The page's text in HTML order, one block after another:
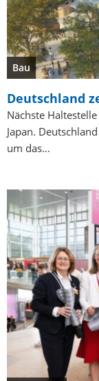
Bau
Deutschland
Nächste
Japan.
um das…